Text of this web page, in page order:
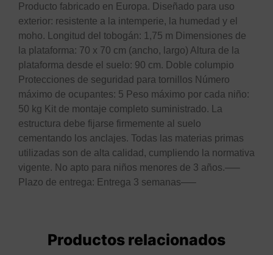
Producto fabricado en Europa. Diseñado para uso
exterior: resistente a la intemperie, la humedad y el
moho. Longitud del tobogán: 1,75 m Dimensiones de
la plataforma: 70 x 70 cm (ancho, largo) Altura de la
plataforma desde el suelo: 90 cm. Doble columpio
Protecciones de seguridad para tornillos Número
máximo de ocupantes: 5 Peso máximo por cada niño:
50 kg Kit de montaje completo suministrado. La
estructura debe fijarse firmemente al suelo
cementando los anclajes. Todas las materias primas
utilizadas son de alta calidad, cumpliendo la normativa
vigente. No apto para niños menores de 3 años.—–
Plazo de entrega: Entrega 3 semanas—–
Productos relacionados